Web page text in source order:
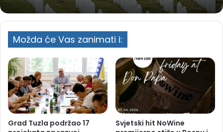
Možda će Vas zanimati i:
Grad Tuzla podržao 17
Svjetski hit NoWine